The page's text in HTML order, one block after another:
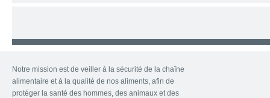
Notre mission est de veiller à la sécurité de la chaîne
alimentaire et à la qualité de nos aliments, afin de
protéger la santé des hommes, des animaux et des